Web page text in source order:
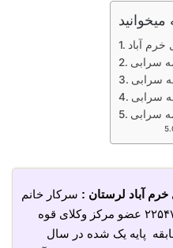
آباد
سرابی
سرابی
سرابی
سرابی
آباد لرستان : سرکار خانم
وکیل به شماره پروانه وکالت ۲۲۵۴۷ عضو مرکز وکلای قوه
از 10 سال سابقه پایه یک شده در سال